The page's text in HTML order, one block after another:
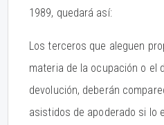
1989, quedará así:
Los terceros que aleguen
materia de la ocupación o el
devolución, deberán
asistidos de apoderado si lo